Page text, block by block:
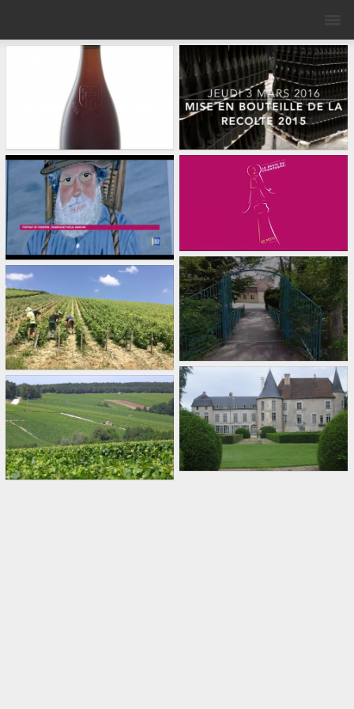
REMONTAGE DU
ROSÉ DES RICEYS
TIRAGE 2016
ROUTE DU
CHAMPAGNE :
CHAMPAGNE
PASCAL MANCHIN
TEASER ROUTE DU
CHAMPAGNE 2015
LES RICEYS DRONE
PALISSAGE 2015
LES RICEYS
CÔTE DES BAR